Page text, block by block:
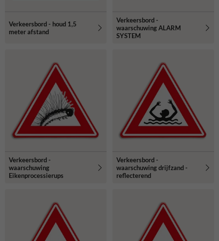
Verkeersbord - houd 1,5
meter afstand
Verkeersbord -
waarschuwing ALARM
SYSTEM
Verkeersbord -
waarschuwing
Eikenprocessierups
Verkeersbord -
waarschuwing drijfzand -
reflecterend